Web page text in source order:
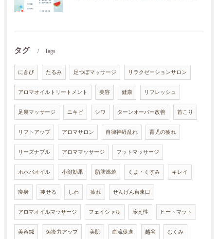
タグ Tags
にきび たるみ 足つぼマッサージ リラクゼーションサロン
アロマオイルトリートメント 美容 健康 リフレッシュ
足裏マッサージ ニキビ シワ ターンオーバー改善 首こり
リフトアップ アロマサロン 自律神経乱れ 育児の疲れ
リーズナブル アロママッサージ フットマッサージ
ホホバオイル 小顔効果 脂肪燃焼 くま・くすみ キレイ
痩身 痩せる しわ 疲れ せんげん台東口
アロマオイルマッサージ フェイシャル 冷え性 ヒートマット
美容鍼 免疫力アップ 美肌 血流促進 越谷 むくみ